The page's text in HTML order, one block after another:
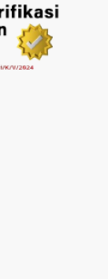
Menang
Tembus
Buku Ajar
karena